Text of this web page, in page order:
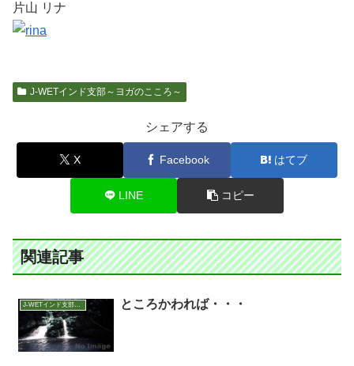
片山 リナ
J-WETインド支部～ヨガのこころ～
シェアする
X Facebook はてブ
LINE コピー
関連記事
J-WETインド支部～ヨガのこころ～ ところかわれば・・・